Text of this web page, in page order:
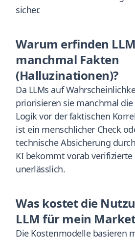
sicher.
Warum erfinden
manchmal Fakten
(Halluzinationen)?
Da LLMs auf
priorisieren sie manchmal
Logik vor der faktischen
ist ein menschlicher Check
technische Absicherung
KI bekommt vorab
unerlässlich.
Was kostet die
LLM für mein
Die Kostenmodelle basieren